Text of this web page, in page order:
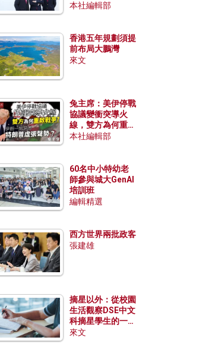
本社編輯部
香港五年規劃須提
前布局大鵬灣
來文
兔主席：美伊停戰
協議變衝突導火
線，雙方為何重啟
戰爭？伊朗一早洞
本社編輯部
60名中小特幼老
師參與城大GenAI
培訓班
編輯精選
西方世界兩批政客
張建雄
摘星以外：從校園
生活觀察DSE中文
科摘星學生的一點
特質
來文